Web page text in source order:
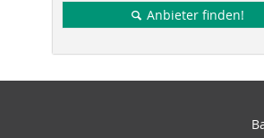
Anbieter finden!